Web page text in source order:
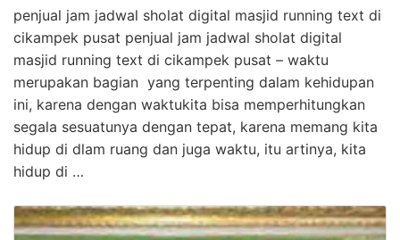
penjual jam jadwal sholat digital masjid running text di
cikampek pusat penjual jam jadwal sholat digital
masjid running text di cikampek pusat – waktu
merupakan bagian yang terpenting dalam kehidupan
ini, karena dengan waktukita bisa memperhitungkan
segala sesuatunya dengan tepat, karena memang kita
hidup di dlam ruang dan juga waktu, itu artinya, kita
hidup di …